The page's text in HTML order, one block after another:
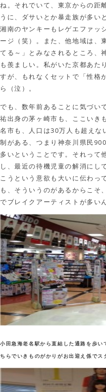
ね。それでいて、東京からの距
うに、ダサいとか暴走族が多い
湘南のヤンキーもレゲエファッ
ージ（笑）。また、他地域は、
てる～」とみなされるところ、
も羨ましい。私がいた京都あた
すが、もれなくセットで「性格
ら（泣）。
でも、数年前あることに気づい
祐出身の茅ヶ崎市も、ここいき
名市も、人口は30万人も超えな
制がある、つまり神奈川県民
多いということです。それって
し、最近の待機児童の解消にし
こうという意欲も大いに伝わっ
も、そういうのがあるからこそ
でブレイクアーティストが多い
小田急海老名駅から直結した通路を歩い
ちらでいきものがかりがお出迎え係で